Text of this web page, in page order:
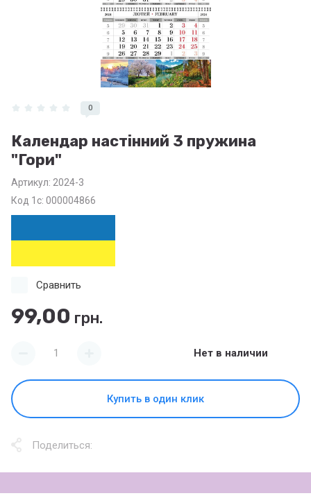
0
Календар настінний 3 пружина
"Гори"
Артикул: 2024-3
Код 1с: 000004866
99,00 грн.
Сравнить
Нет в наличии
Купить в один клик
Поделиться: